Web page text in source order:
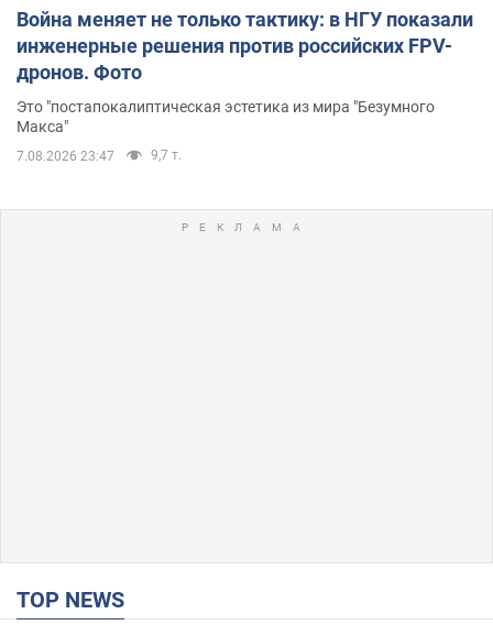
Война меняет не только тактику: в НГУ показали
инженерные решения против российских FPV-
дронов. Фото
Это "постапокалиптическая эстетика из мира "Безумного
Макса"
7.08.2026 23:47 9,7 т.
TOP NEWS